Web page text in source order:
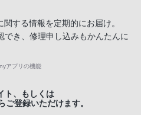
する情報を定期的にお届け。
き、修理申し込みもかんたんに
アプリの機能
ト、もしくは
登録いただけます。